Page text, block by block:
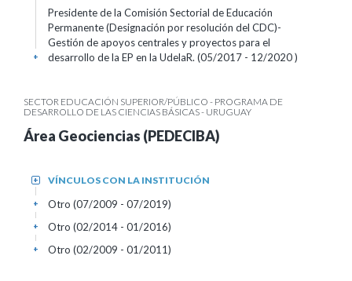
Presidente de la Comisión Sectorial de Educación
Permanente (Designación por resolución del CDC)-
Gestión de apoyos centrales y proyectos para el
desarrollo de la EP en la UdelaR. (05/2017 - 12/2020 )
+
SECTOR EDUCACIÓN SUPERIOR/PÚBLICO - PROGRAMA DE
DESARROLLO DE LAS CIENCIAS BÁSICAS - URUGUAY
Área Geociencias (PEDECIBA)
VÍNCULOS CON LA INSTITUCIÓN
+
Otro (07/2009 - 07/2019)
+
Otro (02/2014 - 01/2016)
+
Otro (02/2009 - 01/2011)
+